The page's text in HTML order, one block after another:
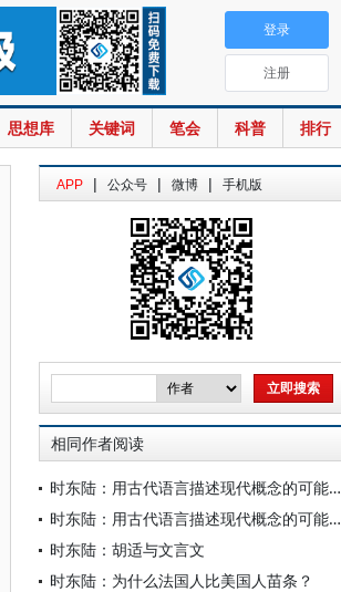
思想库 关键词 笔会 科普 排行
登录
注册
APP | 公众号 | 微博 | 手机版
相同作者阅读
时东陆：用古代语言描述现代概念的可能性
时东陆：用古代语言描述现代概念的可能性
时东陆：胡适与文言文
时东陆：为什么法国人比美国人苗条？